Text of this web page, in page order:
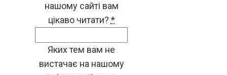
нашому сайті вам
цікаво читати? *
Яких тем вам не
вистачає на нашому